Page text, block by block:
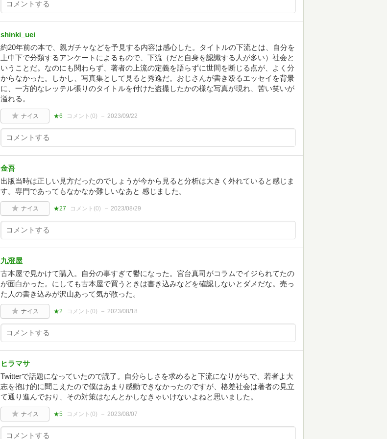
shinki_uei
約20年前の本で、親ガチャなどを予見する内容は感心した。タイトルの下流とは、自分を
上中下で分類するアンケートによるもので、下流（だと自身を認識する人が多い）社会と
いうことだ。なのにも関わらず、著者の上流の定義を語らずに世間を断じる点が、よく分
からなかった。しかし、写真集として見ると秀逸だ。おじさんが書き殴るエッセイを背景
に、一方的なレッテル張りのタイトルを付けた盗撮したかの様な写真が現れ、苦い笑いが
溢れる。
ナイス ★6 コメント(0) 2023/09/22
金吾
出版当時は正しい見方だったのでしょうが今から見ると分析は大きく外れていると感じま
す。専門であってもなかなか難しいなあと 感じました。
ナイス ★27 コメント(0) 2023/08/29
九澄屋
古本屋で見かけて購入。自分の事すぎて鬱になった。宮台真司がコラムでイジられてたの
が面白かった。にしても古本屋で買うときは書き込みなどを確認しないとダメだな。売っ
た人の書き込みが沢山あって気が散った。
ナイス ★2 コメント(0) 2023/08/18
ヒラマサ
Twitterで話題になっていたので読了。自分らしさを求めると下流になりがちで、若者よ大
志を抱け的に聞こえたので僕はあまり感動できなかったのですが、格差社会は著者の見立
て通り進んでおり、その対策はなんとかしなきゃいけないよねと思いました。
ナイス ★5 コメント(0) 2023/08/07